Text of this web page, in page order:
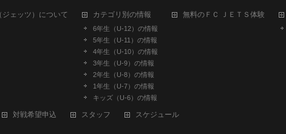
ジェッツ）について カテゴリ別の情報
6年生（U-12）の情報
5年生（U-11）の情報
4年生（U-10）の情報
3年生（U-9）の情報
2年生（U-8）の情報
1年生（U-7）の情報
キッズ（U-6）の情報
無料のＦＣ ＪＥＴＳ体験
対戦希望申込 スタッフ スケジュール